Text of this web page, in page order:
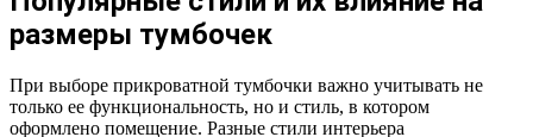
размеры тумбочек
При выборе прикроватной тумбочки важно учитывать не
только ее функциональность, но и стиль, в котором
оформлено помещение. Разные стили интерьера